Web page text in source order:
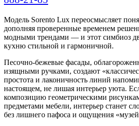
Модель Sorento Lux переосмысляет
дополняя проверенные временем
модными трендами — и этот симбиоз
кухню стильной и гармоничной.
Песочно-бежевые фасады,
изящными ручками, создают
простота и лаконичность линий
настоящем, не лишая интерьер уюта.
композицию геометрическими
предметами мебели, интерьер станет
без лишнего пафоса и ощущения